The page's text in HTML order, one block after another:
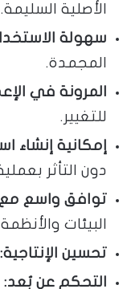
الأصلية السليمة.
سهولة
المجمدة.
المرونة في
للتغيير.
إمكانية إنشاء
دون التأثر
توافق واسع مع
البيئات
تحسين الإنتاجية:
التحكم عن بُعد: